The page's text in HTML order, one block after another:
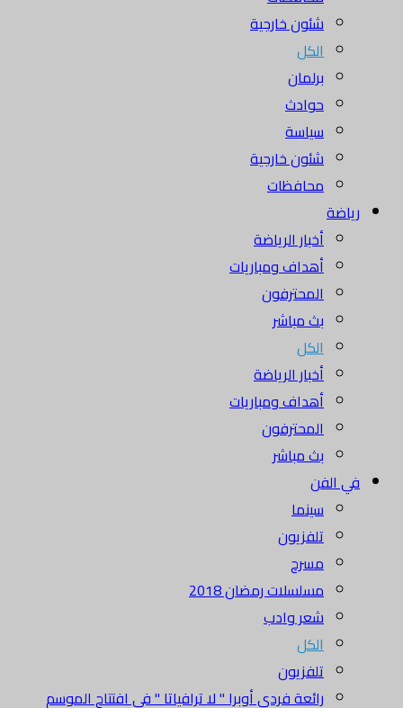
شئون خارجية
الكل
برلمان
حوادث
سياسة
شئون خارجية
محافظات
رياضة
أخبار الرياضة
أهداف ومباريات
المحترفون
بث مباشر
الكل
أخبار الرياضة
أهداف ومباريات
المحترفون
بث مباشر
في الفن
سينما
تلفزيون
مسرح
مسلسلات رمضان 2018
شعر وادب
الكل
تلفزيون
رائعة فردي أوبرا " لا ترافياتا " في افتتاح الموسم